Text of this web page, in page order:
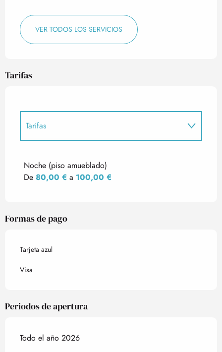
VER TODOS LOS SERVICIOS
Tarifas
Tarifas
Noche (piso amueblado)
De 80,00 € a 100,00 €
Formas de pago
Tarjeta azul
Visa
Periodos de apertura
Todo el año 2026